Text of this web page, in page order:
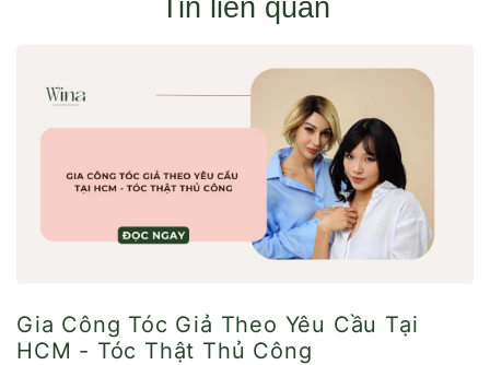
Tin liên quan
Gia Công Tóc Giả Theo Yêu Cầu Tại
HCM - Tóc Thật Thủ Công